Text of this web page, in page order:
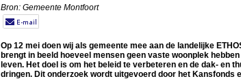
Bron: Gemeente Montfoort
Op 12 mei doen wij als gemeente mee aan de landelijke
brengt in beeld hoeveel mensen geen vaste woonplek
leven. Het doel is om het beleid te verbeteren en de dak- en
dringen. Dit onderzoek wordt uitgevoerd door het Kansfonds